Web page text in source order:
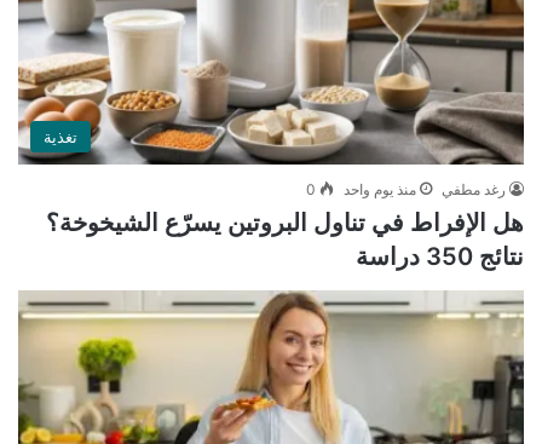
تغذية
رغد مطفي منذ يوم واحد 0
هل الإفراط في تناول البروتين يسرّع الشيخوخة؟
نتائج 350 دراسة